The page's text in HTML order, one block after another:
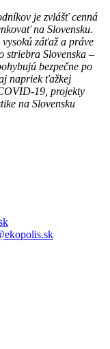
je zvlášť cenná
na Slovensku.
záťaž a práve
striebra Slovenska –
bezpečne po
napriek ťažkej
19, projekty
na Slovensku